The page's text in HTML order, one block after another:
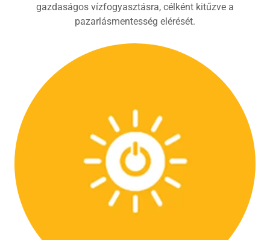
gazdaságos vízfogyasztásra, célként kitűzve a
pazarlásmentesség elérését.